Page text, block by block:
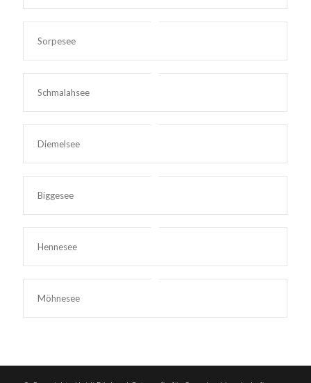
Sorpesee
Schmalahsee
Diemelsee
Biggesee
Hennesee
Möhnesee